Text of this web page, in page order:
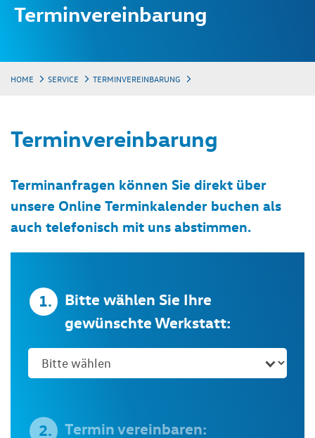
Terminvereinbarung
HOME SERVICE TERMINVEREINBARUNG
Terminvereinbarung
Terminanfragen können Sie direkt über
unsere Online Terminkalender buchen als
auch telefonisch mit uns abstimmen.
1.
Bitte wählen Sie Ihre
gewünschte Werkstatt:
2. Termin vereinbaren: